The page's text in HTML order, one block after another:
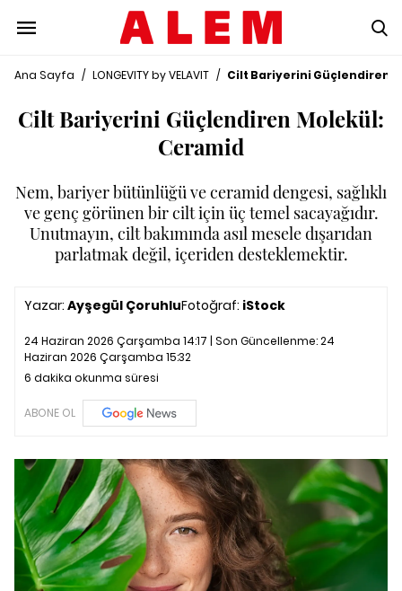
Ana Sayfa / LONGEVITY by VELAVIT / Cilt Bariyerini Güçlendiren
Cilt Bariyerini Güçlendiren Molekül:
Ceramid
Nem, bariyer bütünlüğü ve ceramid dengesi, sağlıklı
ve genç görünen bir cilt için üç temel sacayağıdır.
Unutmayın, cilt bakımında asıl mesele dışarıdan
parlatmak değil, içeriden desteklemektir.
Yazar: Ayşegül ÇoruhluFotoğraf: iStock
24 Haziran 2026 Çarşamba 14:17 | Son Güncellenme:24
Haziran 2026 Çarşamba 15:32
6 dakika okunma süresi
ABONE OL